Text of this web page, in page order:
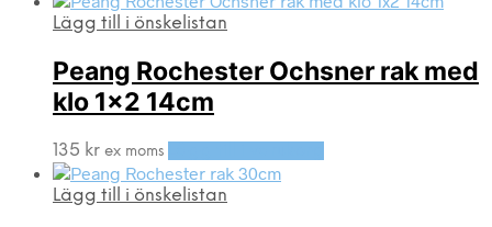
Lägg till i önskelistan
Peang Rochester Ochsner rak med
klo 1×2 14cm
135 kr ex moms
Lägg till i önskelistan